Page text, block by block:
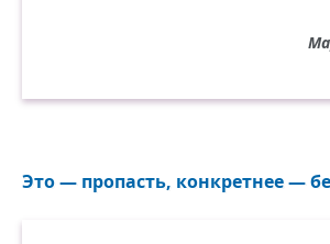
Это — пропасть, конкретнее —